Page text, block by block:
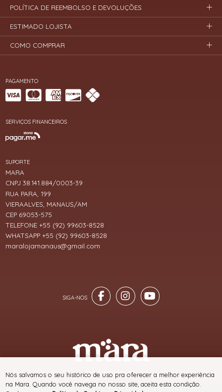
PAGAMENTO
SERVIÇOS FINANCEIROS
SUPORTE
MARA
CNPJ 38.141.884/0003-39
RUA PARA, 199
VIERAALVES, MANAUS/AM
CEP 69053-575
TELEFONE +55 (92) 99603-8528
WHATSAPP +55 (92) 99603-8528
maralojamanaus@gmail.com
POLÍTICA DE REEMBOLSO E DEVOLUÇÕES
ESTIMADO LOJISTA
COMO COMPRAR
® TODOS DIREITOS RESERVADOS
Nós salvamos o seu histórico de uso pra oferecer a melhor experiência
na Mara. Quando você navega no nosso site, aceita esta condição.